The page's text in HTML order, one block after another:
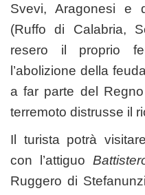
Svevi, Aragonesi e
(Ruffo di Calabria,
resero il proprio
l’abolizione della
a far parte del
terremoto distrusse il
Il turista potrà
con l’attiguo
Ruggero di